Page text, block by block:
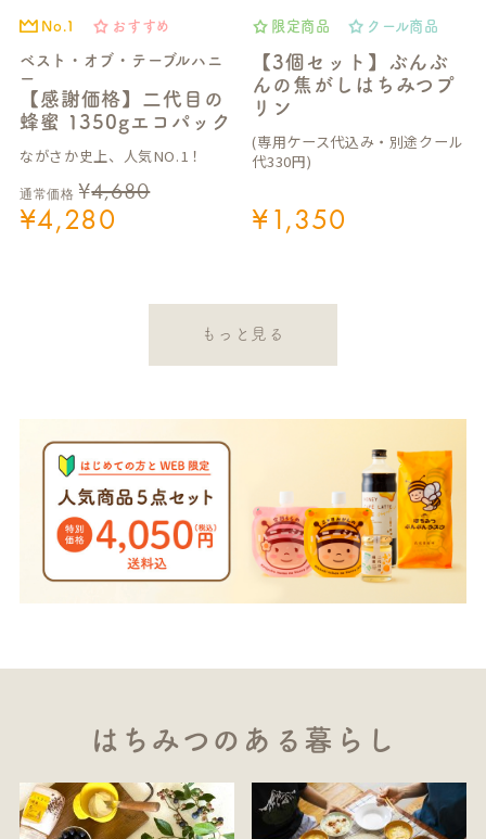
No.1 おすすめ
ベスト・オブ・テーブルハニ
ー
【感謝価格】二代目の
蜂蜜 1350gエコパック
ながさか史上、人気NO.1！
通常価格 ¥4,680
¥4,280
限定商品 クール商品
【3個セット】ぶんぶ
んの焦がしはちみつプ
リン
(専用ケース代込み・別途クール
代330円)
¥1,350
もっと見る
はちみつのある暮らし